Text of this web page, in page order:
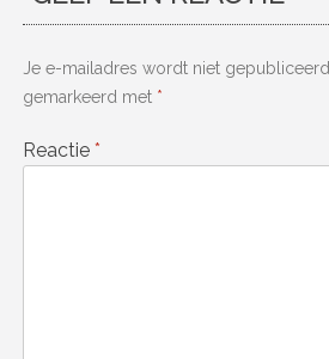
Je e-mailadres wordt niet gepubliceerd.
gemarkeerd met *
Reactie *